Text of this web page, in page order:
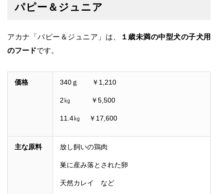
パピー＆ジュニア
アカナ「パピー＆ジュニア」は、 １歳未満の中型犬の子犬用
のフードです。
価格 340ｇ ￥1,210
2㎏ ￥5,500
11.4㎏ ￥17,600
主な原料 放し飼いの鶏肉
巣に産み落とされた卵
天然カレイ など